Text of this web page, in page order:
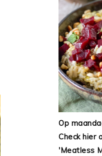
Op
Check hier
'Meatless